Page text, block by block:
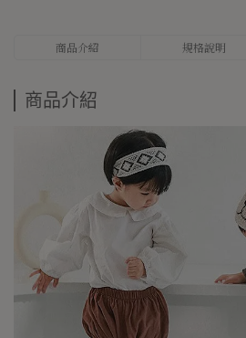
商品介紹 規格說明
商品介紹